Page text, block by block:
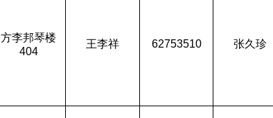
方李邦琴楼
404
王李祥 62753510 张久珍